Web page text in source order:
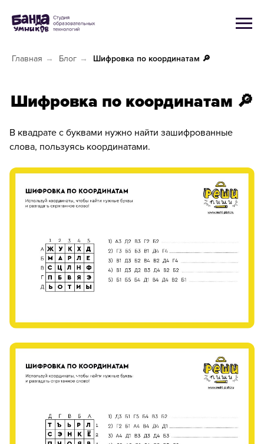
Главная → Блог → Шифровка по координатам 🔎
Шифровка по координатам 🔎
В квадрате с буквами нужно найти зашифрованные
слова, пользуясь координатами.